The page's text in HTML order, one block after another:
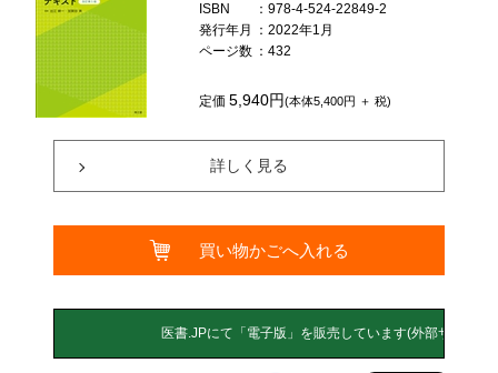
ISBN
：978-4-524-22849-2
発行年月
：2022年1月
ページ数 ：432
定価5,940円(本体5,400円 ＋ 税)
詳しく見る
買い物かごへ入れる